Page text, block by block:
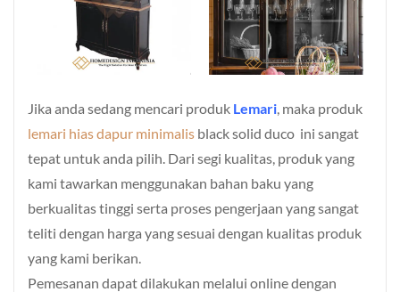
Jika anda sedang mencari produk Lemari, maka produk
lemari hias dapur minimalis black solid duco ini sangat
tepat untuk anda pilih. Dari segi kualitas, produk yang
kami tawarkan menggunakan bahan baku yang
berkualitas tinggi serta proses pengerjaan yang sangat
teliti dengan harga yang sesuai dengan kualitas produk
yang kami berikan.
Pemesanan dapat dilakukan melalui online dengan